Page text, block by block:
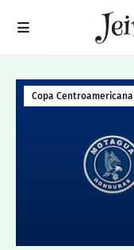
Copa Centroamericana